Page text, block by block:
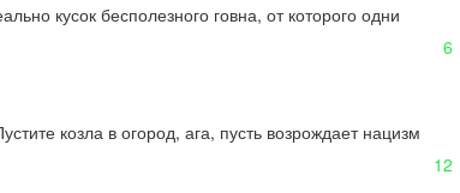
кусок бесполезного говна, от которого одни
6
козла в огород, ага, пусть возрождает нацизм
12